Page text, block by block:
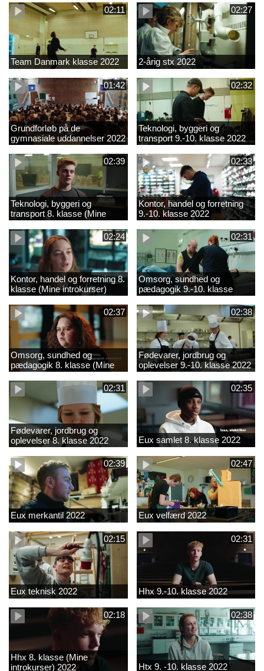
02:11
Team Danmark klasse 2022
02:27
2-årig stx 2022
01:42
Grundforløb på de
gymnasiale uddannelser 2022
02:32
Teknologi, byggeri og
transport 9.-10. klasse 2022
02:39
Teknologi, byggeri og
transport 8. klasse (Mine
introkurser) 2022
02:33
Kontor, handel og forretning
9.-10. klasse 2022
02:24
Kontor, handel og forretning 8.
klasse (Mine introkurser)
2022
02:31
Omsorg, sundhed og
pædagogik 9.-10. klasse
2022
02:37
Omsorg, sundhed og
pædagogik 8. klasse (Mine
introkurser) 2022
02:38
Fødevarer, jordbrug og
oplevelser 9.-10. klasse 2022
02:31
Fødevarer, jordbrug og
oplevelser 8. klasse 2022
02:35
Eux samlet 8. klasse 2022
02:39
Eux merkantil 2022
02:47
Eux velfærd 2022
02:15
Eux teknisk 2022
02:31
Hhx 9.-10. klasse 2022
02:18
Hhx 8. klasse (Mine
introkurser) 2022
02:38
Htx 9. -10. klasse 2022